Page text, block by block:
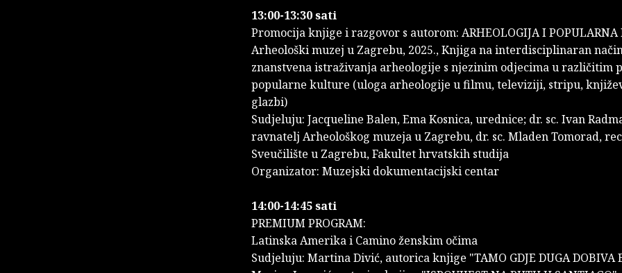
13:00-13:30 sati
Promocija knjige i razgovor s autorom: ARHEOLOGIJA I POPULARNA
Arheološki muzej u Zagrebu, 2025., Knjiga na interdisciplinaran
znanstvena istraživanja arheologije s njezinim odjecima u različitim
popularne kulture (uloga arheologije u filmu, televiziji, stripu,
glazbi)
Sudjeluju: Jacqueline Balen, Ema Kosnica, urednice; dr. sc. Ivan
ravnatelj Arheološkog muzeja u Zagrebu, dr. sc. Mladen Tomorad,
Sveučilište u Zagrebu, Fakultet hrvatskih studija
Organizator: Muzejski dokumentacijski centar
14:00-14:45 sati
PREMIUM PROGRAM:
Latinska Amerika i Camino ženskim očima
Sudjeluju: Martina Divić, autorica knjige "TAMO GDJE DUGA DOBIVA